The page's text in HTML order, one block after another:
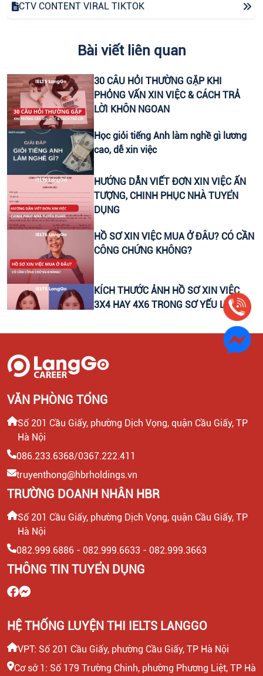
CTV CONTENT VIRAL TIKTOK
LEADER SALE/ TRƯỞNG NHÓM KINH DOANH/ TƯ
VẤN TUYỂN SINH
CTV KIỂM TRA NĂNG LỰC TIẾNG ANH ĐẦU VÀO CHO
HỌC VIÊN
HEADTEACHER MẢNG TIẾNG ANH TRẺ EM
Bài viết liên quan
30 CÂU HỎI THƯỜNG GẶP KHI
PHỎNG VẤN XIN VIỆC & CÁCH TRẢ
LỜI KHÔN NGOAN
Học giỏi tiếng Anh làm nghề gì lương
cao, dễ xin việc
HƯỚNG DẪN VIẾT ĐƠN XIN VIỆC ẤN
TƯỢNG, CHINH PHỤC NHÀ TUYỂN
DỤNG
HỒ SƠ XIN VIỆC MUA Ở ĐÂU? CÓ CẦN
CÔNG CHỨNG KHÔNG?
KÍCH THƯỚC ẢNH HỒ SƠ XIN VIỆC
3X4 HAY 4X6 TRONG SƠ YẾU LÝ
BỘ HỒ SƠ XIN VIỆC GỒM NHỮNG
GIẤY TỜ GÌ? TÌM HIỂU BỘ HỒ SƠ ĐẦY
ĐỦ
TRỌN BỘ CÂU HỎI PHỎNG VẤN XIN
LỜI
CÁCH VIẾT THƯ ỨNG TUYỂN ẤN
TƯỢNG: TỰ TIN XIN VIỆC DỄ DÀNG
VẤN XIN VIỆC LÀM KHÔNG BỊ “OUT”
CÁCH VIẾT MAIL XIN VIỆC GÂY ẤN
TƯỢNG VỚI NHÀ TUYỂN DỤNG
VĂN PHÒNG TỔNG
Số 201 Cầu Giấy, phường Dịch Vọng, quận Cầu Giấy, TP
Hà Nội
086.233.6368/0367.222.411
truyenthong@hbrholdings.vn
TRƯỜNG DOANH NHÂN HBR
Số 201 Cầu Giấy, phường Dịch Vọng, quận Cầu Giấy, TP
Hà Nội
082.999.6886 - 082.999.6633 - 082.999.3663
THÔNG TIN TUYỂN DỤNG
HỆ THỐNG LUYỆN THI IELTS LANGGO
VPT: Số 201 Cầu Giấy, phường Cầu Giấy, TP Hà Nội
Cơ sở 1: Số 179 Trường Chinh, phường Phương Liệt, TP Hà